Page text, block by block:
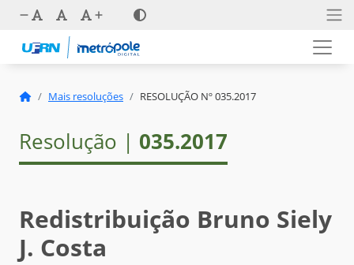
Mais resoluções RESOLUÇÃO Nº 035.2017
Resolução | 035.2017
Redistribuição Bruno Siely
J. Costa